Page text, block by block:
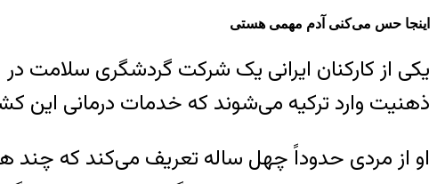
اینجا حس می‌کنی آدم مهمی هستی
یکی از کارکنان ایرانی یک شرکت گردشگری سلامت
ذهنیت وارد ترکیه می‌شوند که خدمات درمانی این
او از مردی حدوداً چهل ساله تعریف می‌کند که چند